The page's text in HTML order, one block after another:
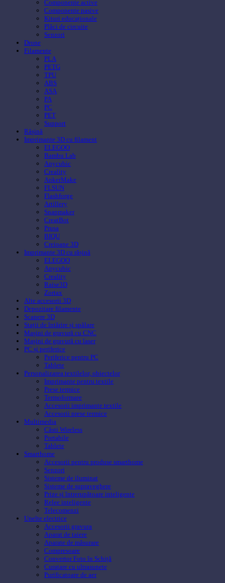
Componente active
Componente pasive
Kituri educaționale
Plăci de circuite
Senzori
Drone
Filamente
PLA
PETG
TPU
ABS
ASA
PA
PC
PET
Support
Rășină
Imprimante 3D cu filament
ELEGOO
Bambu Lab
Anycubic
Creality
AnkerMake
FLSUN
Flashforge
Artillery
Snapmaker
CreatBot
Prusa
BIQU
Creioane 3D
Imprimante 3D cu rășină
ELEGOO
Anycubic
Creality
Raise3D
Zortax
Alte accesorii 3D
Depozitare filamente
Scanere 3D
Stații de întărire și spălare
Mașini de gravură cu CNC
Mașini de gravură cu laser
PC și periferice
Periferice pentru PC
Tablete
Personalizarea textilelor, obiectelor
Imprimante pentru textile
Prese termice
Termoformare
Accesorii imprimante textile
Accesorii prese termice
Multimedia
Căsti Wireless
Portabile
Tablete
Smarthome
Accesorii pentru produse smarthome
Senzori
Sisteme de iluminat
Sisteme de supraveghere
Prize și întrerupătoare inteligente
Relee inteligente
Telecomenzi
Unelte electrice
Accesorii gravura
Aparat de taiere
Aparate de măsurare
Compresoare
Convertor Foto în Schiță
Curatare cu ultrasunete
Purificatoare de aer